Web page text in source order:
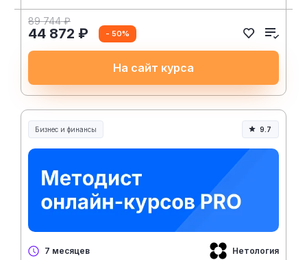
89 744 ₽
44 872 ₽ - 50%
На сайт курса
Бизнес и финансы 9.7
7 месяцев Нетология